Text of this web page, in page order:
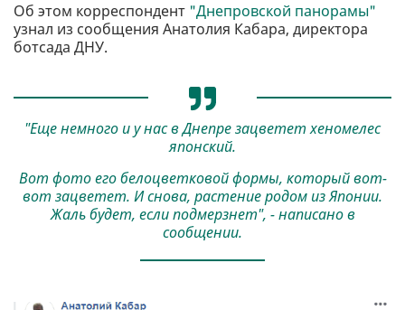
Об этом корреспондент "Днепровской панорамы"
узнал из сообщения Анатолия Кабара, директора
ботсада ДНУ.
"Еще немного и у нас в Днепре зацветет хеномелес
японский.
Вот фото его белоцветковой формы, который вот-
вот зацветет. И снова, растение родом из Японии.
Жаль будет, если подмерзнет", - написано в
сообщении.